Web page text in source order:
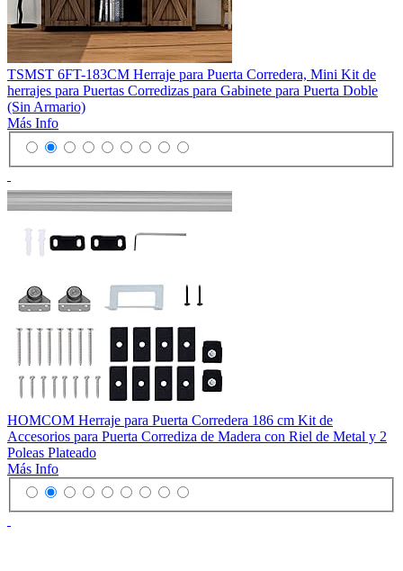
TSMST 6FT-183CM Herraje para Puerta Corredera, Mini Kit de
herrajes para Puertas Corredizas para Gabinete para Puerta Doble
(Sin Armario)
Más Info
HOMCOM Herraje para Puerta Corredera 186 cm Kit de
Accesorios para Puerta Corrediza de Madera con Riel de Metal y 2
Poleas Plateado
Más Info